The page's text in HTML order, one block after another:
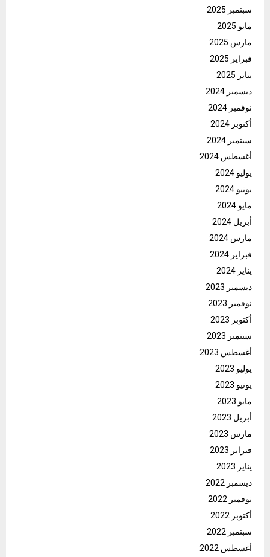
سبتمبر 2025
مايو 2025
مارس 2025
فبراير 2025
يناير 2025
ديسمبر 2024
نوفمبر 2024
أكتوبر 2024
سبتمبر 2024
أغسطس 2024
يوليو 2024
يونيو 2024
مايو 2024
أبريل 2024
مارس 2024
فبراير 2024
يناير 2024
ديسمبر 2023
نوفمبر 2023
أكتوبر 2023
سبتمبر 2023
أغسطس 2023
يوليو 2023
يونيو 2023
مايو 2023
أبريل 2023
مارس 2023
فبراير 2023
يناير 2023
ديسمبر 2022
نوفمبر 2022
أكتوبر 2022
سبتمبر 2022
أغسطس 2022